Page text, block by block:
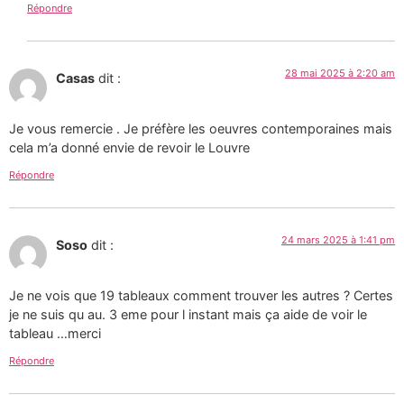
Répondre
Casas dit : 28 mai 2025 à 2:20 am
Je vous remercie . Je préfère les oeuvres contemporaines mais
cela m’a donné envie de revoir le Louvre
Répondre
Soso dit : 24 mars 2025 à 1:41 pm
Je ne vois que 19 tableaux comment trouver les autres ? Certes
je ne suis qu au. 3 eme pour l instant mais ça aide de voir le
tableau …merci
Répondre